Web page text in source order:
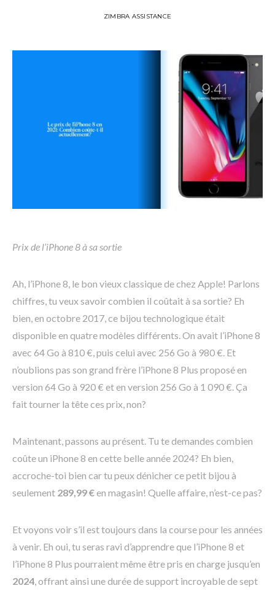
ZIMBRA ASSISTANCE
Prix de l’iPhone 8 à sa sortie
Ah, l’iPhone 8, le bon vieux classique de chez Apple! Parlons
chiffres, tu veux savoir combien il coûtait à sa sortie? Eh
bien, en octobre 2017, ce bijou technologique était
disponible en quatre modèles différents. On avait l’iPhone 8
avec 64 Go à 810 €, puis celui avec 256 Go à 980 €. Et
n’oublions pas son grand frère l’iPhone 8 Plus proposé en
version 64 Go à 920 € et en version 256 Go à 1 090 €. Ça
fait tourner la tête ces prix, non?
Maintenant, passons au présent. Tu te demandes combien
coûte un iPhone 8 en cette belle année 2024? Eh bien,
accroche-toi bien car tu peux dénicher ce petit bijou à
seulement 289,99 €en magasin! Quelle affaire, n’est-ce pas?
Et voyons voir s’il est toujours dans la course pour les années
à venir. Eh oui, tu seras ravi d’apprendre que l’iPhone 8 et
l’iPhone 8 Plus pourraient même être pris en charge jusqu’en
2024, offrant ainsi une durée de support incroyable de sept